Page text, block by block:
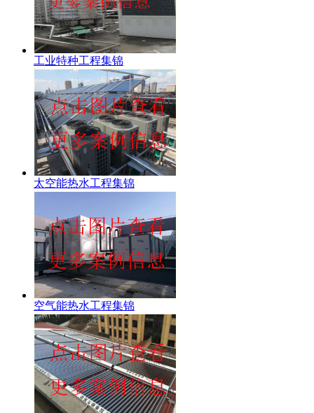
工业特种工程集锦
太空能热水工程集锦
空气能热水工程集锦